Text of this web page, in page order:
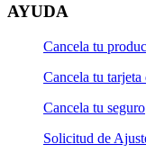
AYUDA
Cancela tu
Cancela tu tarjeta
Cancela tu seguro
Solicitud de